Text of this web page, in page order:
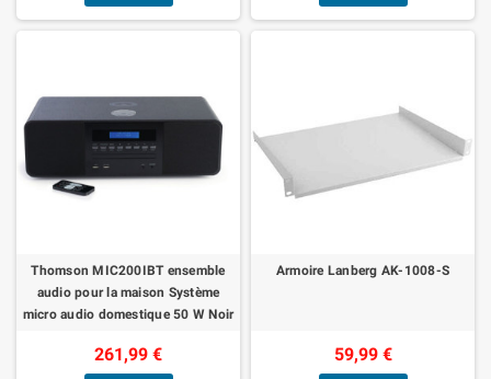
Thomson MIC200IBT ensemble
audio pour la maison Système
micro audio domestique 50 W Noir
261,99 €
Armoire Lanberg AK-1008-S
59,99 €